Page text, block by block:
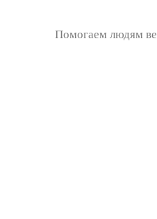
Помогаем людям